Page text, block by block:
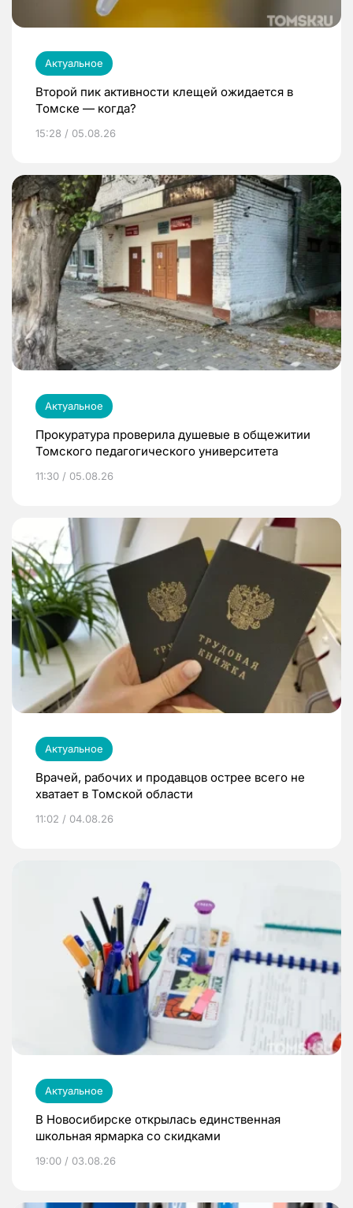
Актуальное
Второй пик активности клещей ожидается в
Томске — когда?
15:28 / 05.08.26
Актуальное
Прокуратура проверила душевые в общежитии
Томского педагогического университета
11:30 / 05.08.26
Актуальное
Врачей, рабочих и продавцов острее всего не
хватает в Томской области
11:02 / 04.08.26
Актуальное
В Новосибирске открылась единственная
школьная ярмарка со скидками
19:00 / 03.08.26